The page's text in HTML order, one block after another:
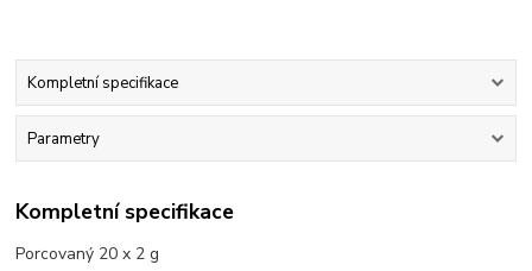
Kompletní specifikace
Parametry
Kompletní specifikace
Porcovaný 20 x 2 g